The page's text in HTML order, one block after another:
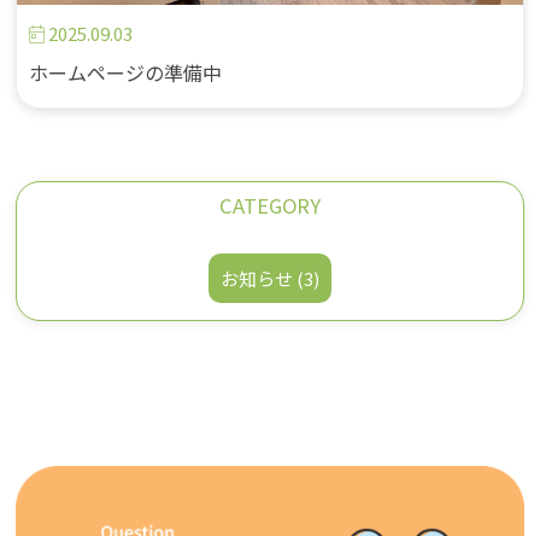
2025.09.03
ホームページの準備中
CATEGORY
お知らせ (3)